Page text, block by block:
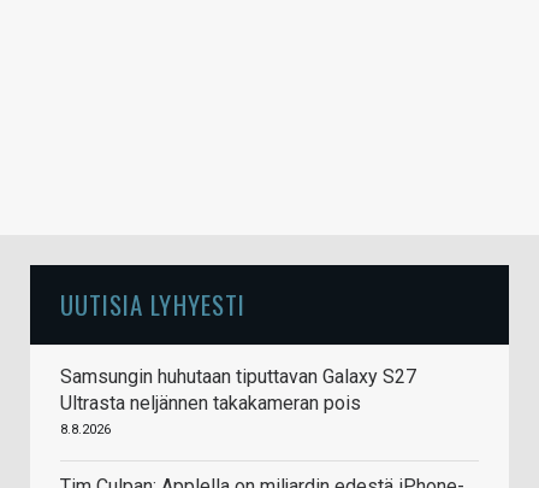
UUTISIA LYHYESTI
Samsungin huhutaan tiputtavan Galaxy S27
Ultrasta neljännen takakameran pois
8.8.2026